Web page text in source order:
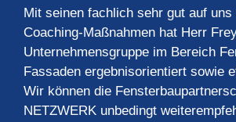
Mit seinen fachlich sehr gut auf uns
Coaching-Maßnahmen hat Herr
Unternehmensgruppe im Bereich
Fassaden ergebnisorientiert sowie
Wir können die
NETZWERK unbedingt